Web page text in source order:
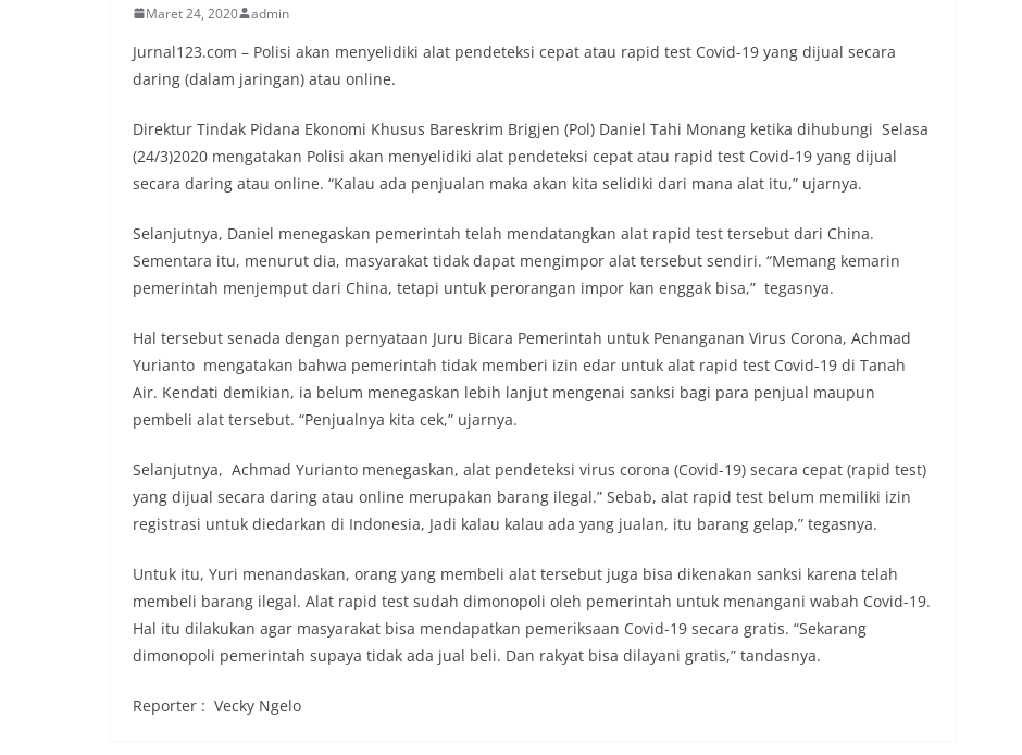
Maret 24, 2020 admin
Jurnal123.com – Polisi akan menyelidiki alat pendeteksi cepat atau rapid test Covid-19 yang dijual secara
daring (dalam jaringan) atau online.
Direktur Tindak Pidana Ekonomi Khusus Bareskrim Brigjen (Pol) Daniel Tahi Monang ketika dihubungi Selasa
(24/3)2020 mengatakan Polisi akan menyelidiki alat pendeteksi cepat atau rapid test Covid-19 yang dijual
secara daring atau online. “Kalau ada penjualan maka akan kita selidiki dari mana alat itu,” ujarnya.
Selanjutnya, Daniel menegaskan pemerintah telah mendatangkan alat rapid test tersebut dari China.
Sementara itu, menurut dia, masyarakat tidak dapat mengimpor alat tersebut sendiri. “Memang kemarin
pemerintah menjemput dari China, tetapi untuk perorangan impor kan enggak bisa,” tegasnya.
Hal tersebut senada dengan pernyataan Juru Bicara Pemerintah untuk Penanganan Virus Corona, Achmad
Yurianto mengatakan bahwa pemerintah tidak memberi izin edar untuk alat rapid test Covid-19 di Tanah
Air. Kendati demikian, ia belum menegaskan lebih lanjut mengenai sanksi bagi para penjual maupun
pembeli alat tersebut. “Penjualnya kita cek,” ujarnya.
Selanjutnya, Achmad Yurianto menegaskan, alat pendeteksi virus corona (Covid-19) secara cepat (rapid test)
yang dijual secara daring atau online merupakan barang ilegal.” Sebab, alat rapid test belum memiliki izin
registrasi untuk diedarkan di Indonesia, Jadi kalau kalau ada yang jualan, itu barang gelap,” tegasnya.
Untuk itu, Yuri menandaskan, orang yang membeli alat tersebut juga bisa dikenakan sanksi karena telah
membeli barang ilegal. Alat rapid test sudah dimonopoli oleh pemerintah untuk menangani wabah Covid-19.
Hal itu dilakukan agar masyarakat bisa mendapatkan pemeriksaan Covid-19 secara gratis. “Sekarang
dimonopoli pemerintah supaya tidak ada jual beli. Dan rakyat bisa dilayani gratis,” tandasnya.
Reporter : Vecky Ngelo